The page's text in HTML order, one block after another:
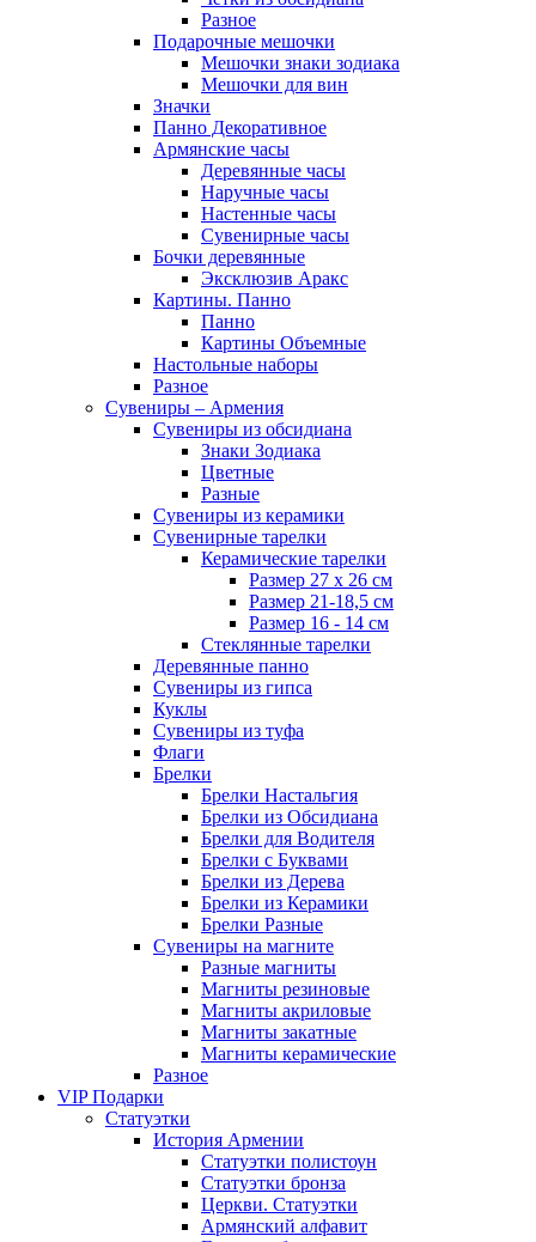
Разное
Подарочные мешочки
Мешочки знаки зодиака
Мешочки для вин
Значки
Панно Декоративное
Армянские часы
Деревянные часы
Наручные часы
Настенные часы
Сувенирные часы
Бочки деревянные
Эксклюзив Аракс
Картины. Панно
Панно
Картины Объемные
Настольные наборы
Разное
Сувениры – Армения
Сувениры из обсидиана
Знаки Зодиака
Цветные
Разные
Сувениры из керамики
Сувенирные тарелки
Керамические тарелки
Размер 27 х 26 см
Размер 21-18,5 см
Размер 16 - 14 см
Стеклянные тарелки
Деревянные панно
Сувениры из гипса
Куклы
Сувениры из туфа
Флаги
Брелки
Брелки Настальгия
Брелки из Обсидиана
Брелки для Водителя
Брелки с Буквами
Брелки из Дерева
Брелки из Керамики
Брелки Разные
Сувениры на магните
Разные магниты
Магниты резиновые
Магниты акриловые
Магниты закатные
Магниты керамические
Разное
VIP Подарки
Статуэтки
История Армении
Статуэтки полистоун
Статуэтки бронза
Церкви. Статуэтки
Армянский алфавит